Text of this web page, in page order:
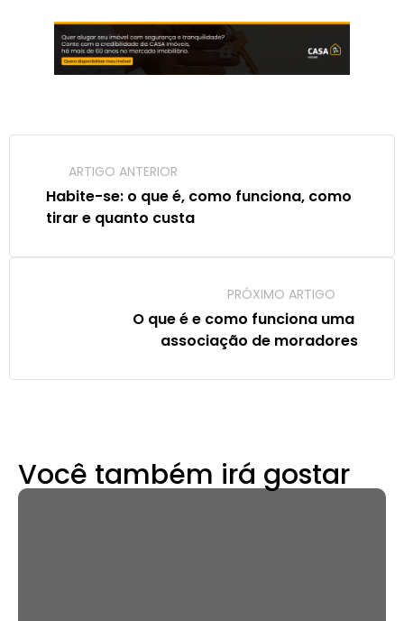
ARTIGO ANTERIOR
Habite-se: o que é, como funciona, como
tirar e quanto custa
PRÓXIMO ARTIGO
O que é e como funciona uma
associação de moradores
Você também irá gostar